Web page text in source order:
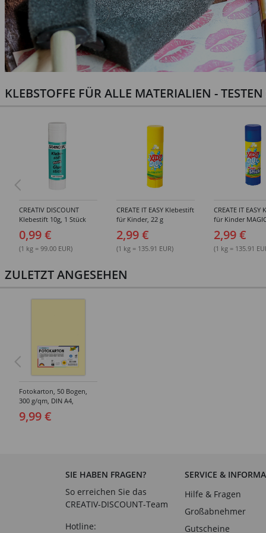
KLEBSTOFFE FÜR ALLE MATERIALIEN -
CREATIV DISCOUNT
Klebestift 10g, 1 Stück
0,99 €
(1 kg = 99.00 EUR)
CREATE IT EASY Klebestift
für Kinder, 22 g
2,99 €
(1 kg = 135.91 EUR)
CREATE IT
für Kinder
2,99 €
(1 kg = 135.91
ZULETZT ANGESEHEN
Fotokarton, 50 Bogen,
300 g/qm, DIN A4,
Strohgelb
9,99 €
SIE HABEN FRAGEN?
So erreichen Sie das
CREATIV-DISCOUNT-Team
Hotline:
SERVICE &
Hilfe & Fragen
Großabnehmer
Gutscheine